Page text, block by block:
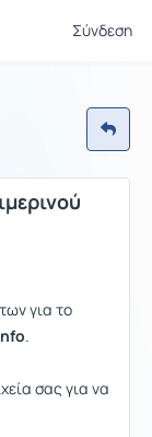
Σύνδεση
για το
.
σας για να